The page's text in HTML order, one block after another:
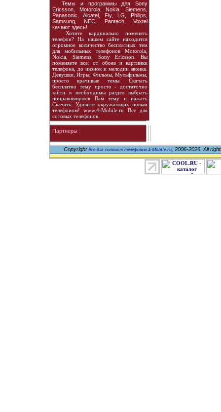
Темы и программы для Sony
Ericsson, Motorola, Nokia, Siemens,
Panasonic, Alcatel, Fly, LG, Philips,
Samsung, NEC, Pantech, Voxtel
качают здесь!
Хотите кардинально поменять
телефон? На нашем сайте находится
огромное количество бесплатных тем
для мобильных телефонов Motorola,
Nokia, Siemens, Sony Ericsson. Вы
поменяете все: от обоев и картинки
телефона, до иконок и мелодии звонка.
Девушки, Игры, Фильмы, Мульфильмы,
просто крачивые темы. Скачать
бесплатно тему просто - достаточно
зайти в необходимы раздел выбрать
понравившуюся Вам тему и нажать
Скачать. Удивите окружающих новым
телефоном! www.4-Mobile.ru Все для
сотовых телефонов.
Партнеры :
Copyright Все для сотовых телефонов 4-Mobile.ru, 2006-2026. All